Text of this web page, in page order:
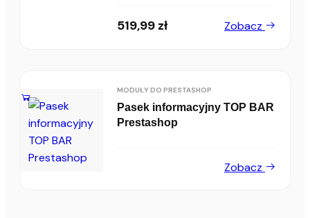
519,99 zł Zobacz
MODUŁY DO PRESTASHOP
Pasek informacyjny TOP BAR
Prestashop
Zobacz